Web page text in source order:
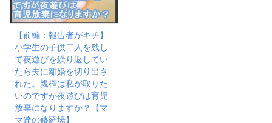
【前編：報告者がキチ】
小学生の子供二人を残し
て夜遊びを繰り返してい
たら夫に離婚を切り出さ
れた。親権は私が取りた
いのですが夜遊びは育児
放棄になりますか？【マ
マ達の修羅場】